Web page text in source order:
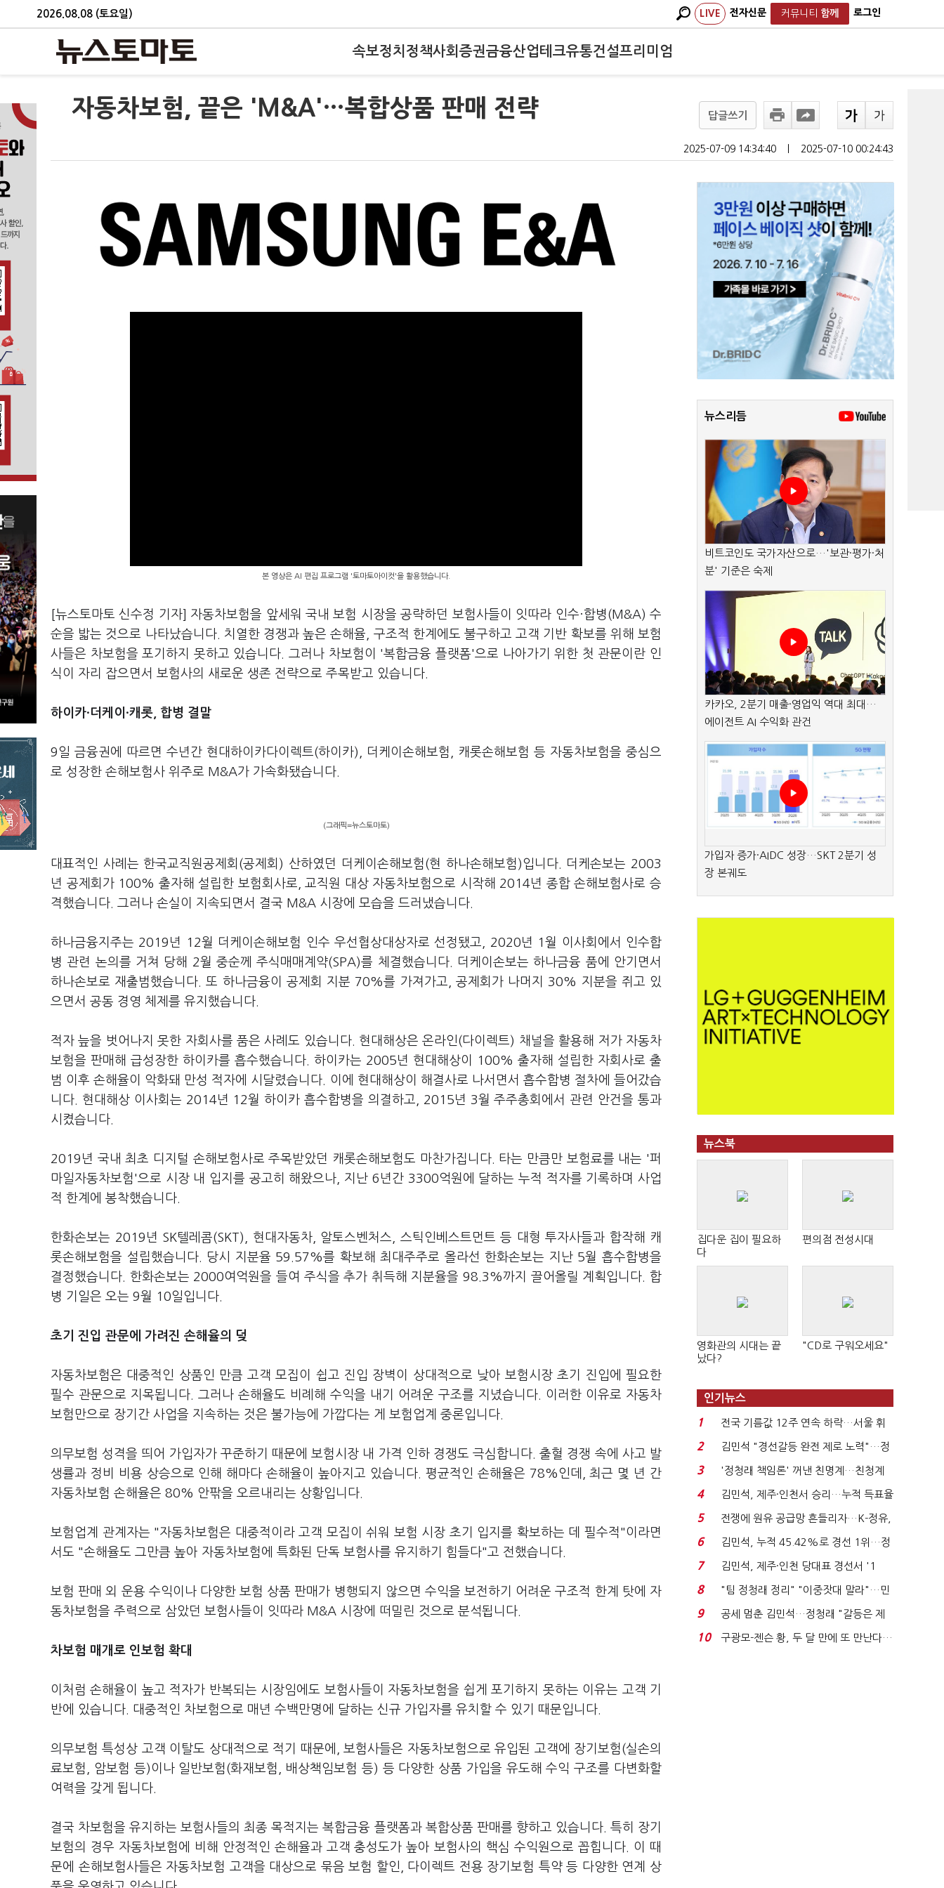
2026.08.08 (토요일) LIVE 전자신문 커뮤니티 함께 로그인
속보정치 정책사회 증권금융산업테크유통건설프리미엄
자동차보험, 끝은 'M&A'…복합상품 판매 전략 답글쓰기
2025-07-09 14:34:40 2025-07-10 00:24:43
본 영상은 AI 편집 프로그램 '토마토아이컷'을 활용했습니다.
[뉴스토마토 신수정 기자] 자동차보험을 앞세워 국내 보험 시장을 공략하던 보험사들이 잇따라 인수·합병(M&A) 수
순을 밟는 것으로 나타났습니다. 치열한 경쟁과 높은 손해율, 구조적 한계에도 불구하고 고객 기반 확보를 위해 보험
사들은 차보험을 포기하지 못하고 있습니다. 그러나 차보험이 '복합금융 플랫폼'으로 나아가기 위한 첫 관문이란 인
식이 자리 잡으면서 보험사의 새로운 생존 전략으로 주목받고 있습니다.
하이카·더케이·캐롯, 합병 결말
9일 금융권에 따르면 수년간 현대하이카다이렉트(하이카), 더케이손해보험, 캐롯손해보험 등 자동차보험을 중심으
로 성장한 손해보험사 위주로 M&A가 가속화됐습니다.
(그래픽=뉴스토마토)
대표적인 사례는 한국교직원공제회(공제회) 산하였던 더케이손해보험(현 하나손해보험)입니다. 더케손보는 2003
년 공제회가 100% 출자해 설립한 보험회사로, 교직원 대상 자동차보험으로 시작해 2014년 종합 손해보험사로 승
격했습니다. 그러나 손실이 지속되면서 결국 M&A 시장에 모습을 드러냈습니다.
하나금융지주는 2019년 12월 더케이손해보험 인수 우선협상대상자로 선정됐고, 2020년 1월 이사회에서 인수합
병 관련 논의를 거쳐 당해 2월 중순께 주식매매계약(SPA)를 체결했습니다. 더케이손보는 하나금융 품에 안기면서
하나손보로 재출범했습니다. 또 하나금융이 공제회 지분 70%를 가져가고, 공제회가 나머지 30% 지분을 쥐고 있
으면서 공동 경영 체제를 유지했습니다.
적자 늪을 벗어나지 못한 자회사를 품은 사례도 있습니다. 현대해상은 온라인(다이렉트) 채널을 활용해 저가 자동차
보험을 판매해 급성장한 하이카를 흡수했습니다. 하이카는 2005년 현대해상이 100% 출자해 설립한 자회사로 출
범 이후 손해율이 악화돼 만성 적자에 시달렸습니다. 이에 현대해상이 해결사로 나서면서 흡수합병 절차에 들어갔습
니다. 현대해상 이사회는 2014년 12월 하이카 흡수합병을 의결하고, 2015년 3월 주주총회에서 관련 안건을 통과
시켰습니다.
2019년 국내 최초 디지털 손해보험사로 주목받았던 캐롯손해보험도 마찬가집니다. 타는 만큼만 보험료를 내는 '퍼
마일자동차보험'으로 시장 내 입지를 공고히 해왔으나, 지난 6년간 3300억원에 달하는 누적 적자를 기록하며 사업
적 한계에 봉착했습니다.
한화손보는 2019년 SK텔레콤(SKT), 현대자동차, 알토스벤처스, 스틱인베스트먼트 등 대형 투자사들과 합작해 캐
롯손해보험을 설립했습니다. 당시 지분율 59.57%를 확보해 최대주주로 올라선 한화손보는 지난 5월 흡수합병을
결정했습니다. 한화손보는 2000여억원을 들여 주식을 추가 취득해 지분율을 98.3%까지 끌어올릴 계획입니다. 합
병 기일은 오는 9월 10일입니다.
초기 진입 관문에 가려진 손해율의 덪
자동차보험은 대중적인 상품인 만큼 고객 모집이 쉽고 진입 장벽이 상대적으로 낮아 보험시장 초기 진입에 필요한
필수 관문으로 지목됩니다. 그러나 손해율도 비례해 수익을 내기 어려운 구조를 지녔습니다. 이러한 이유로 자동차
보험만으로 장기간 사업을 지속하는 것은 불가능에 가깝다는 게 보험업계 중론입니다.
의무보험 성격을 띄어 가입자가 꾸준하기 때문에 보험시장 내 가격 인하 경쟁도 극심합니다. 출혈 경쟁 속에 사고 발
생률과 정비 비용 상승으로 인해 해마다 손해율이 높아지고 있습니다. 평균적인 손해율은 78%인데, 최근 몇 년 간
자동차보험 손해율은 80% 안팎을 오르내리는 상황입니다.
보험업계 관계자는 "자동차보험은 대중적이라 고객 모집이 쉬워 보험 시장 초기 입지를 확보하는 데 필수적"이라면
서도 "손해율도 그만큼 높아 자동차보험에 특화된 단독 보험사를 유지하기 힘들다"고 전했습니다.
보험 판매 외 운용 수익이나 다양한 보험 상품 판매가 병행되지 않으면 수익을 보전하기 어려운 구조적 한계 탓에 자
동차보험을 주력으로 삼았던 보험사들이 잇따라 M&A 시장에 떠밀린 것으로 분석됩니다.
차보험 매개로 인보험 확대
이처럼 손해율이 높고 적자가 반복되는 시장임에도 보험사들이 자동차보험을 쉽게 포기하지 못하는 이유는 고객 기
반에 있습니다. 대중적인 차보험으로 매년 수백만명에 달하는 신규 가입자를 유치할 수 있기 때문입니다.
의무보험 특성상 고객 이탈도 상대적으로 적기 때문에, 보험사들은 자동차보험으로 유입된 고객에 장기보험(실손의
료보험, 암보험 등)이나 일반보험(화재보험, 배상책임보험 등) 등 다양한 상품 가입을 유도해 수익 구조를 다변화할
여력을 갖게 됩니다.
결국 차보험을 유지하는 보험사들의 최종 목적지는 복합금융 플랫폼과 복합상품 판매를 향하고 있습니다. 특히 장기
보험의 경우 자동차보험에 비해 안정적인 손해율과 고객 충성도가 높아 보험사의 핵심 수익원으로 꼽힙니다. 이 때
문에 손해보험사들은 자동차보험 고객을 대상으로 묶음 보험 할인, 다이렉트 전용 장기보험 특약 등 다양한 연계 상
뉴스리듬
비트코인도 국가자산으로…'보관·평가·처
분' 기준은 숙제
카카오, 2분기 매출·영업익 역대 최대…
에이전트 AI 수익화 관건
가입자 증가·AIDC 성장…SKT 2분기 성
장 본궤도
뉴스북
집다운 집이 필요하
다
편의점 전성시대
영화관의 시대는 끝
났다?
"CD로 구워오세요"
인기뉴스
1
전국 기름값 12주 연속 하락…서울 휘
발윳값 1909원...
2
김민석 "경선갈등 완전 제로 노력"…정
청래 "반명 공세 사...
3
'정청래 책임론' 꺼낸 친명계…친청계
는 추가투표 때리기...
4
김민석, 제주·인천서 승리…누적 득표율
'1위 탈환'(종합)...
5
전쟁에 원유 공급망 흔들리자…K-정유,
에너지안보 핵심...
6
김민석, 누적 45.42%로 경선 1위…정
청래와 격차 0.86%p(...
7
김민석, 제주·인천 당대표 경선서 '1
위'(1보)...
8
"팀 정청래 정리" "이중잣대 말라"…민
주 최고위원 계파 다...
9
공세 멈춘 김민석…정청래 "갈등은 제
가 수습"
10
구광모-젠슨 황, 두 달 만에 또 만난다…